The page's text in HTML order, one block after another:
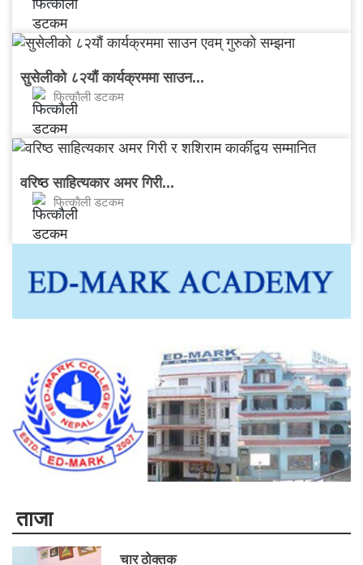
सुसेलीको ८२यौं कार्यक्रममा साउन...
फित्काैली डटकम
वरिष्ठ साहित्यकार अमर गिरी...
फित्काैली डटकम
ताजा
चार ठोक्तक